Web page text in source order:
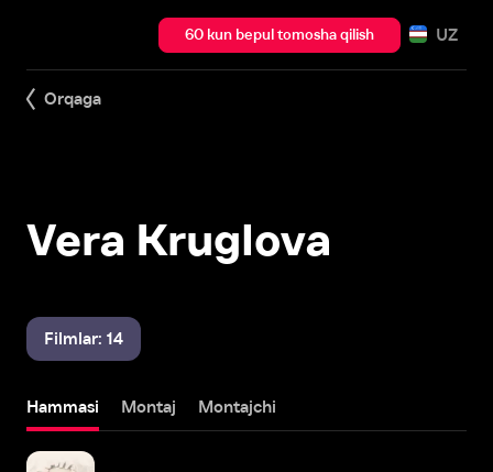
60 kun bepul tomosha qilish UZ
Orqaga
Vera Kruglova
Filmlar: 14
Hammasi Montaj Montajchi